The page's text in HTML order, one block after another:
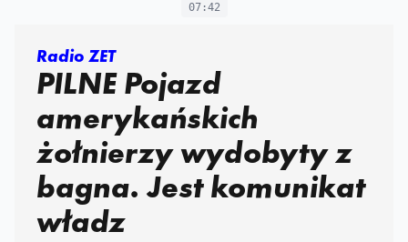
07:42
Radio ZET
PILNE Pojazd
amerykańskich
żołnierzy wydobyty z
bagna. Jest komunikat
władz